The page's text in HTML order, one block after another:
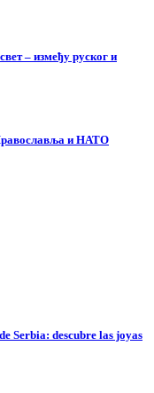
– између руског и
и НАТО
Serbia: descubre las joyas